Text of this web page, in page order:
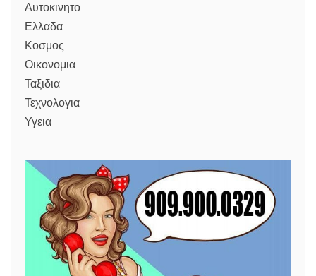
Αυτοκινητο
Ελλαδα
Κοσμος
Οικονομια
Ταξιδια
Τεχνολογια
Υγεια